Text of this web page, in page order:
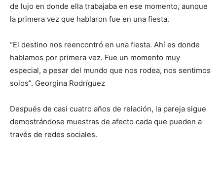
de lujo en donde ella trabajaba en ese momento, aunque
la primera vez que hablaron fue en una fiesta.
“El destino nos reencontró en una fiesta. Ahí es donde
hablamos por primera vez. Fue un momento muy
especial, a pesar del mundo que nos rodea, nos sentimos
solos”. Georgina Rodríguez
Después de casi cuatro años de relación, la pareja sigue
demostrándose muestras de afecto cada que pueden a
través de redes sociales.